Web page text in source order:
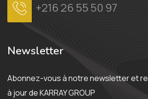
+216 26 55 50 97
Newsletter
Abonnez-vous à notre newsletter et
à jour de KARRAY GROUP